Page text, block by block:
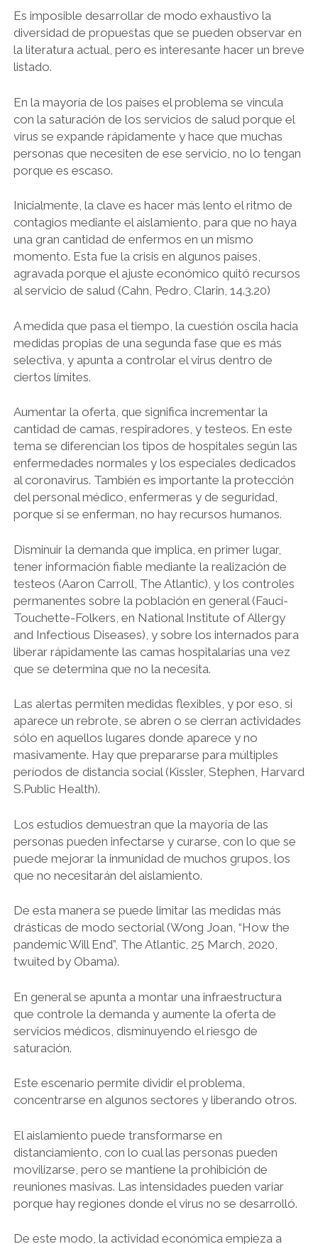
Es imposible desarrollar de modo exhaustivo la
diversidad de propuestas que se pueden observar en
la literatura actual, pero es interesante hacer un breve
listado.
En la mayoría de los países el problema se vincula
con la saturación de los servicios de salud porque el
virus se expande rápidamente y hace que muchas
personas que necesiten de ese servicio, no lo tengan
porque es escaso.
Inicialmente, la clave es hacer más lento el ritmo de
contagios mediante el aislamiento, para que no haya
una gran cantidad de enfermos en un mismo
momento. Esta fue la crisis en algunos países,
agravada porque el ajuste económico quitó recursos
al servicio de salud (Cahn, Pedro, Clarin, 14.3.20)
A medida que pasa el tiempo, la cuestión oscila hacia
medidas propias de una segunda fase que es más
selectiva, y apunta a controlar el virus dentro de
ciertos límites.
Aumentar la oferta, que significa incrementar la
cantidad de camas, respiradores, y testeos. En este
tema se diferencian los tipos de hospitales según las
enfermedades normales y los especiales dedicados
al coronavirus. También es importante la protección
del personal médico, enfermeras y de seguridad,
porque si se enferman, no hay recursos humanos.
Disminuir la demanda que implica, en primer lugar,
tener información fiable mediante la realización de
testeos (Aaron Carroll, The Atlantic), y los controles
permanentes sobre la población en general (Fauci-
Touchette-Folkers, en National Institute of Allergy
and Infectious Diseases), y sobre los internados para
liberar rápidamente las camas hospitalarias una vez
que se determina que no la necesita.
Las alertas permiten medidas flexibles, y por eso, si
aparece un rebrote, se abren o se cierran actividades
sólo en aquellos lugares donde aparece y no
masivamente. Hay que prepararse para múltiples
períodos de distancia social (Kissler, Stephen, Harvard
S.Public Health).
Los estudios demuestran que la mayoría de las
personas pueden infectarse y curarse, con lo que se
puede mejorar la inmunidad de muchos grupos, los
que no necesitarán del aislamiento.
De esta manera se puede limitar las medidas más
drásticas de modo sectorial (Wong Joan, “How the
pandemic Will End”, The Atlantic, 25 March, 2020,
twuited by Obama).
En general se apunta a montar una infraestructura
que controle la demanda y aumente la oferta de
servicios médicos, disminuyendo el riesgo de
saturación.
Este escenario permite dividir el problema,
concentrarse en algunos sectores y liberando otros.
El aislamiento puede transformarse en
distanciamiento, con lo cual las personas pueden
movilizarse, pero se mantiene la prohibición de
reuniones masivas. Las intensidades pueden variar
porque hay regiones donde el virus no se desarrolló.
De este modo, la actividad económica empieza a